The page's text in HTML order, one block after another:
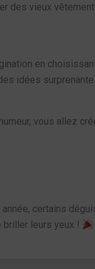
des vieux
en
idées
vous allez
année, certains
leurs yeux !